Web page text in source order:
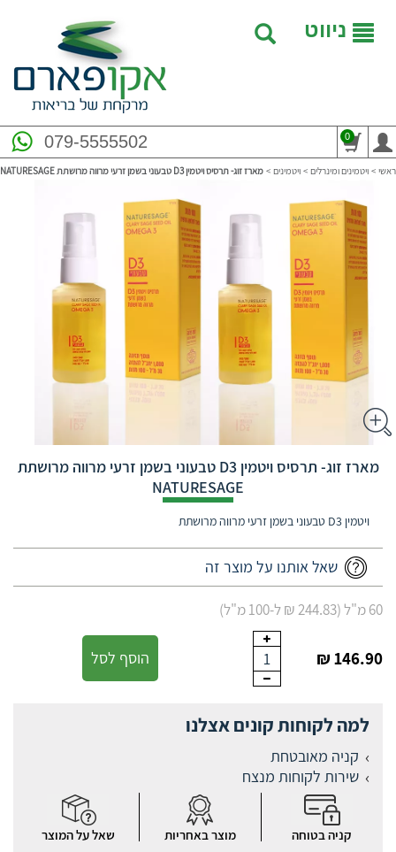
ניווט
079-5555502 0
ראשי > ויטמינים ומינרלים > ויטמינים > מארז זוג- תרסיס ויטמין D3 טבעוני בשמן זרעי מרווה מרושתת NATURESAGE
מארז זוג- תרסיס ויטמין D3 טבעוני בשמן זרעי מרווה מרושתת
NATURESAGE
ויטמין D3 טבעוני בשמן זרעי מרווה מרושתת
שאל אותנו על מוצר זה
60 מ"ל (244.83 ₪ ל-100 מ"ל)
146.90 ₪
1 הוסף לסל
למה לקוחות קונים אצלנו
קניה מאובטחת
שירות לקוחות מנצח
קניה בטוחה מוצר באחריות שאל על המוצר